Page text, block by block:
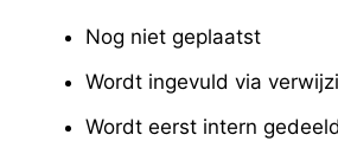
Nog niet geplaatst
Wordt ingevuld via
Wordt eerst intern gedeeld